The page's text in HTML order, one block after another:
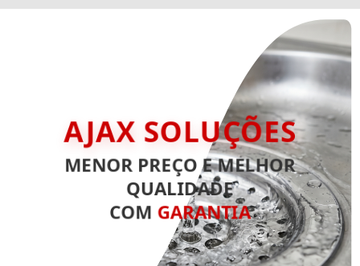
AJAX SOLUÇÕES
MENOR PREÇO E MELHOR
QUALIDADE
COM GARANTIA